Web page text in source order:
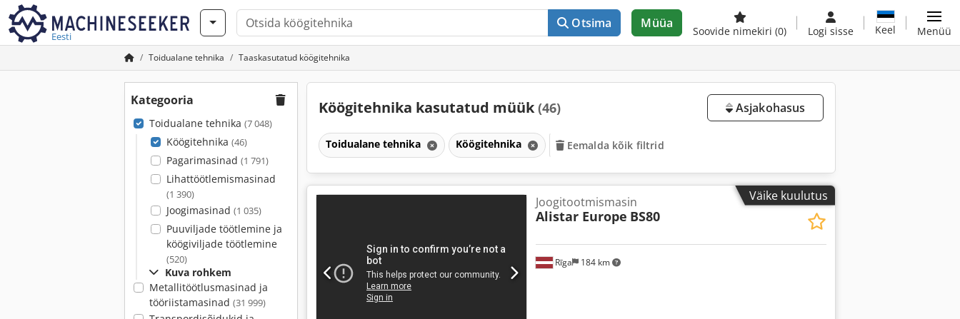
Eesti
Otsima Müüa
Soovide nimekiri (0) Logi sisse Keel Menüü
Toidualane tehnika Taaskasutatud köögitehnika
Kategooria
Toidualane tehnika (7 048)
Köögitehnika (46)
Pagarimasinad (1 791)
Lihattöötlemismasinad
(1 390)
Joogimasinad (1 035)
Puuviljade töötlemine ja
köögiviljade töötlemine
(520)
Kuva rohkem
Metallitöötlusmasinad ja
tööriistamasinad (31 999)
Köögitehnika kasutatud müük (46) Asjakohasus
Toidualane tehnika Köögitehnika Eemalda kõik filtrid
Väike kuulutus
Rīga 184 km
Joogitootmismasin
Alistar Europe BS80